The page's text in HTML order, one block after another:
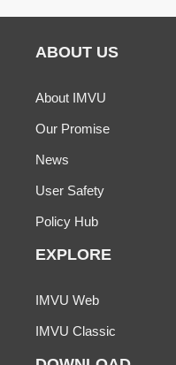
ABOUT US
About IMVU
Our Promise
News
User Safety
Policy Hub
EXPLORE
IMVU Web
IMVU Classic